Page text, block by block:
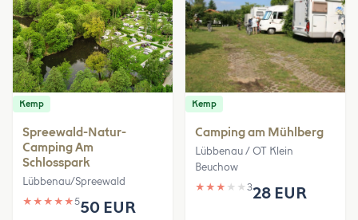
Kemp
Spreewald-Natur-
Camping Am
Schlosspark
Lübbenau/Spreewald
★ ★ ★ ★ ★550 EUR
Kemp
Camping am Mühlberg
Lübbenau / OT Klein
Beuchow
★ ★ ★ ★ ★ 328 EUR